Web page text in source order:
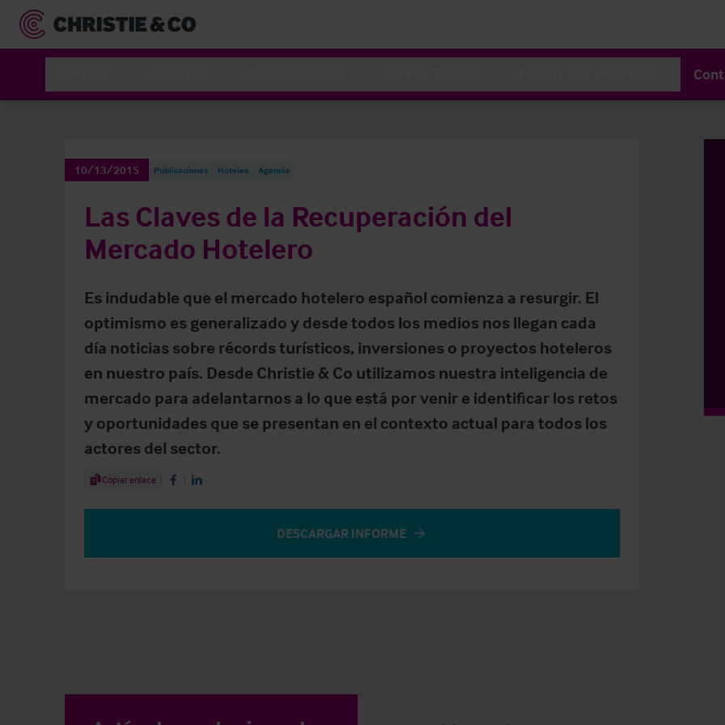
10/13/2015 Publicaciones Hoteles Agencia
Las Claves de la Recuperación del
Mercado Hotelero
Es indudable que el mercado hotelero español comienza a resurgir. El
optimismo es generalizado y desde todos los medios nos llegan cada
día noticias sobre récords turísticos, inversiones o proyectos hoteleros
en nuestro país. Desde Christie & Co utilizamos nuestra inteligencia de
mercado para adelantarnos a lo que está por venir e identificar los retos
y oportunidades que se presentan en el contexto actual para todos los
actores del sector.
Share Article
Copiar enlace Share on Facebook
Share on LinkedIn
DESCARGAR INFORME